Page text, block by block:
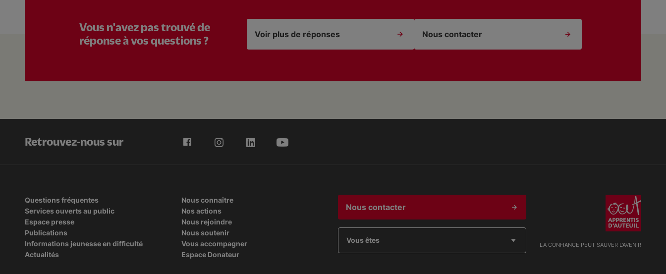
Vous n'avez pas trouvé de
réponse à vos questions ?
Voir plus de réponses Nous contacter
Retrouvez-nous sur
Questions fréquentes
Services ouverts au public
Espace presse
Publications
Informations jeunesse en difficulté
Actualités
Nous connaître
Nos actions
Nous rejoindre
Nous soutenir
Vous accompagner
Espace Donateur
Nous contacter
Vous êtes
LA CONFIANCE PEUT SAUVER L'AVENIR